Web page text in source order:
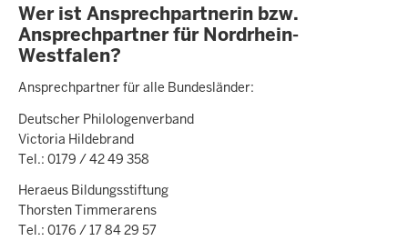
Wer ist Ansprechpartnerin bzw.
Ansprechpartner für Nordrhein-
Westfalen?
Ansprechpartner für alle Bundesländer:
Deutscher Philologenverband
Victoria Hildebrand
Tel.: 0179 / 42 49 358
Heraeus Bildungsstiftung
Thorsten Timmerarens
Tel.: 0176 / 17 84 29 57